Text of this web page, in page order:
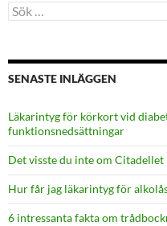
Sök
efter:
SENASTE INLÄGGEN
Läkarintyg för körkort vid
funktionsnedsättningar
Det visste du inte om Citadellet
Hur får jag läkarintyg för
6 intressanta fakta om